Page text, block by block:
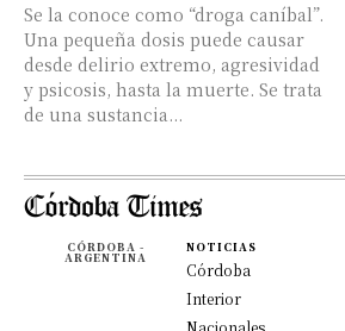
Se la conoce como “droga caníbal”.
Una pequeña dosis puede causar
desde delirio extremo, agresividad
y psicosis, hasta la muerte. Se trata
de una sustancia...
CÓRDOBA -
ARGENTINA
NOTICIAS
Córdoba
Interior
Nacionales